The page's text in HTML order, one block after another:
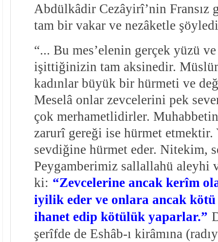
Abdülkâdir Cezâyirî’nin Fransız
tam bir vakar ve nezâketle
“... Bu mes’elenin gerçek yüzü
işittiğinizin tam aksinedir.
kadınlar büyük bir hürmeti ve
Meselâ onlar zevcelerini pek
çok merhametlidirler.
zarurî gereği ise hürmet etmektir.
sevdiğine hürmet eder. Nitekim,
Peygamberimiz sallallahü aleyhi
ki: “Zevcelerine ancak kerîm
iyilik eder ve onlara ancak
ihanet edip kötülük yaparlar.”
şerîfde de Eshâb-ı kirâmına